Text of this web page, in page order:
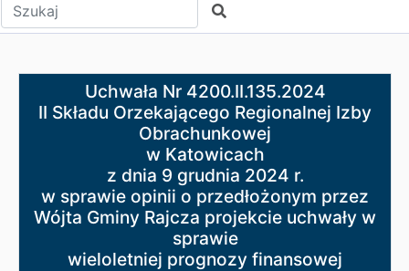
Wpisz tekst do wyszukania Szukaj
Uchwała Nr 4200.II.135.2024
II Składu Orzekającego Regionalnej Izby Obrachunkowej
z dnia 9 grudnia 2024 r.
w sprawie opinii o przedłożonym przez Wójta Gminy
wieloletniej prognozy finansowej
Uchwała Nr 4200.II.135.2024
II Składu Orzekającego Regionalnej Izby
Obrachunkowej
w Katowicach
z dnia 9 grudnia 2024 r.
w sprawie opinii o przedłożonym przez
Wójta Gminy Rajcza projekcie uchwały w
sprawie
wieloletniej prognozy finansowej